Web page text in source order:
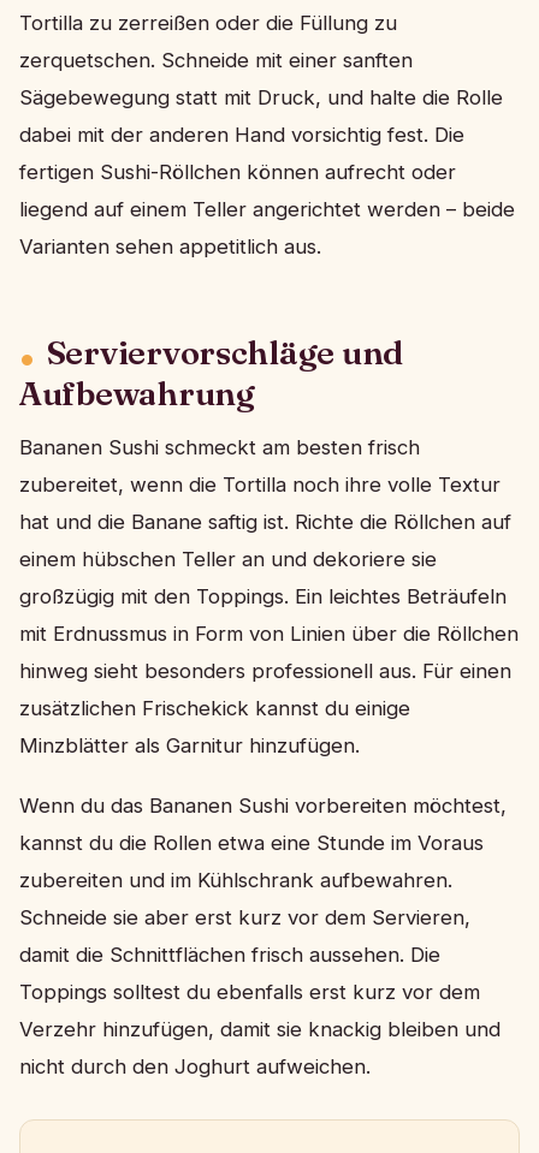
Tortilla zu zerreißen oder die Füllung zu
zerquetschen. Schneide mit einer sanften
Sägebewegung statt mit Druck, und halte die Rolle
dabei mit der anderen Hand vorsichtig fest. Die
fertigen Sushi-Röllchen können aufrecht oder
liegend auf einem Teller angerichtet werden – beide
Varianten sehen appetitlich aus.
Serviervorschläge und
Aufbewahrung
Bananen Sushi schmeckt am besten frisch
zubereitet, wenn die Tortilla noch ihre volle Textur
hat und die Banane saftig ist. Richte die Röllchen auf
einem hübschen Teller an und dekoriere sie
großzügig mit den Toppings. Ein leichtes Beträufeln
mit Erdnussmus in Form von Linien über die Röllchen
hinweg sieht besonders professionell aus. Für einen
zusätzlichen Frischekick kannst du einige
Minzblätter als Garnitur hinzufügen.
Wenn du das Bananen Sushi vorbereiten möchtest,
kannst du die Rollen etwa eine Stunde im Voraus
zubereiten und im Kühlschrank aufbewahren.
Schneide sie aber erst kurz vor dem Servieren,
damit die Schnittflächen frisch aussehen. Die
Toppings solltest du ebenfalls erst kurz vor dem
Verzehr hinzufügen, damit sie knackig bleiben und
nicht durch den Joghurt aufweichen.